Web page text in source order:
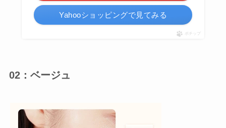
Yahooショッピングで見てみる
ポチップ
02：ベージュ